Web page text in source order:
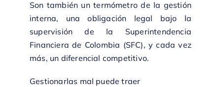
Son también un termómetro de la gestión
interna, una obligación legal bajo la
supervisión de la Superintendencia
Financiera de Colombia (SFC), y cada vez
más, un diferencial competitivo.
Gestionarlas mal puede traer